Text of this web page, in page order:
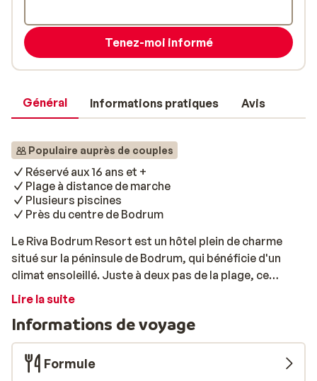
Général Informations pratiques Avis
Populaire auprès de couples
Réservé aux 16 ans et +
Plage à distance de marche
Plusieurs piscines
Près du centre de Bodrum
Le Riva Bodrum Resort est un hôtel plein de charme
situé sur la péninsule de Bodrum, qui bénéficie d'un
climat ensoleillé. Juste à deux pas de la plage, ce
resort offre une vue magnifique sur les maisons
unique de Bodrum. Que vous recherchiez la détente ou
une escapade riche en aventures, vous y trouverez tout
ce qu'il faut pour une expérience mémorable. Profitez
de la fraîcheur du matin au bord de la piscine ou
Lire la suite
Informations de voyage
Formule
Tenez-moi informé